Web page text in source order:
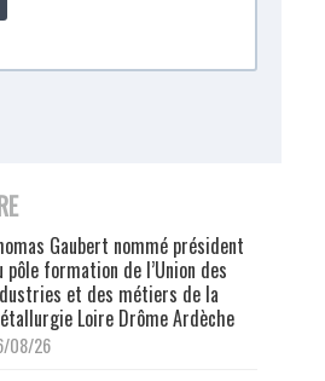
Gaubert nommé président
pôle formation de l’Union des
et des métiers de la
Loire Drôme Ardèche
08/26